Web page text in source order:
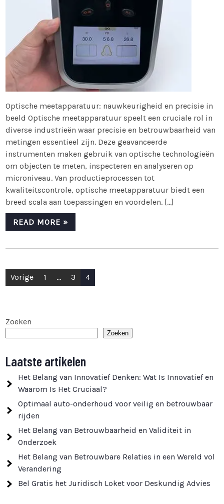
Optische meetapparatuur: nauwkeurigheid en precisie in
beeld Optische meetapparatuur speelt een cruciale rol in
diverse industrieën waar precisie en betrouwbaarheid van
metingen essentieel zijn. Deze geavanceerde
instrumenten maken gebruik van optische technologieën
om objecten te meten, inspecteren en analyseren op
microniveau. Van productieprocessen tot
kwaliteitscontrole, optische meetapparatuur biedt een
breed scala aan toepassingen en voordelen. […]
READ MORE »
Berichten
Vorige 1 … 3 4
Zoeken
Zoeken
Laatste artikelen
Het Belang van Innovatief Denken: Wat Is Innovatief en
Waarom Is Het Cruciaal?
Optimaal auto-onderhoud voor veilig en betrouwbaar
rijden
Het Belang van Betrouwbaarheid en Validiteit in
Onderzoek
Het Belang van Betrouwbare Relaties in een Wereld vol
Verandering
Bel Gratis het Juridisch Loket voor Deskundig Advies